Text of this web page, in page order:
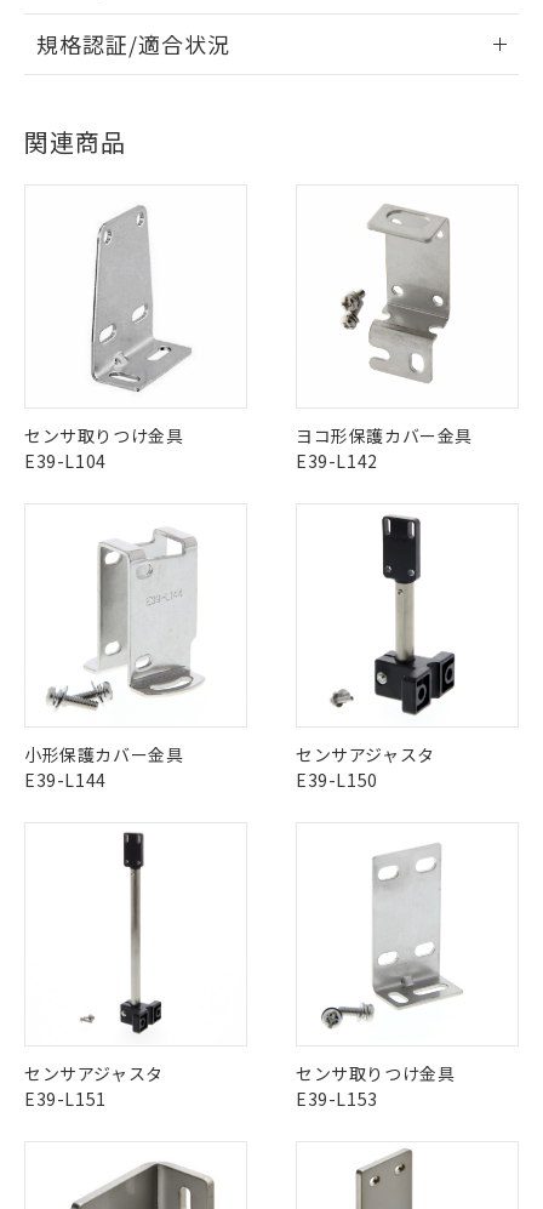
ログイン/会員登録いただくと、CADデータをダウンロー
ドすることができます。
ダウンロードデータをご利用いただく前に、以下を必ずお読
みください。
ソフトウェアの使用条件
EU RoHS 注意事項・凡例
対応状況 ※1
対応済み
中国 RoHS 注意事項・凡例
中国 RoHS表※1 ※2
"対応済み"や非含有の記載がされた商品であっても、流通
在庫等で未対応品が混在する可能性があります。
非含有品が必要な際は、弊社営業部門もしくは販売店へお
問い合わせください。
この製品のRoHS/REACH対応状況ページへ
規格認証/適合状況
Yes
LR型式承認
（イギリス
船舶規格）
BV型式承認
（フランス
船舶規格）
No
その他の認証はこちらのページからご検索ください
関連商品
センサ取りつけ金具
E39-L104
ヨコ形保護カバー金具
E39-L142
小形保護カバー金具
E39-L144
センサアジャスタ
E39-L150
センサアジャスタ
E39-L151
センサ取りつけ金具
E39-L153
ご利用条件
以下の条件をお読みいただき、同意のうえ
ご利用ください。
本サービスは、当社制御機器事業取扱
商品の当社在庫状況および標準価格
※1 対応状況
非含有に対応した製品が提供可能な商品で
対応予定：EU RoHS指令（10物質）の非含
有に対応した製品に切り替える予定のある
商品です。
対応予定なし：EU RoHS指令（10物質）の
非含有に非対応の商品で、対応品を出す予
調査・確認中：EU RoHS指令（10物質）の
非含有の対応状況を調査中または確認中の
商品です。
※1 中国RoHS○×表